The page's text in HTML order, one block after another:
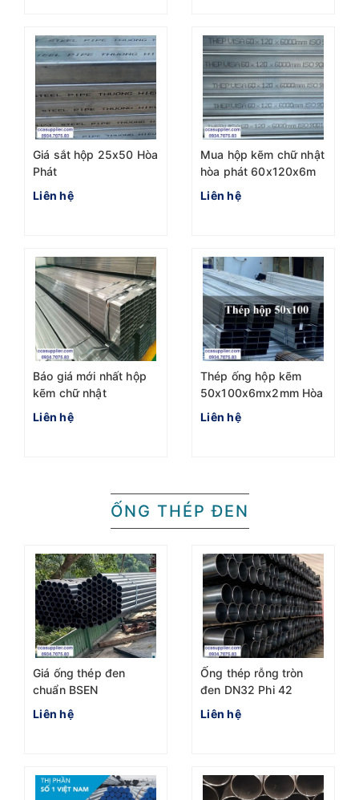
Giá sắt hộp 25x50 Hòa
Phát
Liên hệ
Mua hộp kẽm chữ nhật
hòa phát 60x120x6m
ở đâu giá tốt nhất
Liên hệ
Báo giá mới nhất hộp
kẽm chữ nhật
40x80x6m nhà máy
Hòa phát
Liên hệ
Thép ống hộp kẽm
50x100x6mx2mm Hòa
Phát
Liên hệ
ỐNG THÉP ĐEN
Giá ống thép đen
chuẩn BSEN
1055:2004 Phi 76 mới
nhất hôm nay
Liên hệ
Ống thép rỗng tròn
đen DN32 Phi 42
Chuẩn BS 1387-1985
Liên hệ